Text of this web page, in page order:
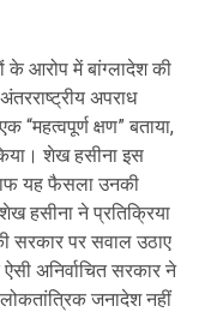
के आरोप में बांग्लादेश की
अपराध
क्षण” बताया,
शेख हसीना इस
यह फैसला उनकी
हसीना ने प्रतिक्रिया
सरकार पर सवाल उठाए
अनिर्वाचित सरकार ने
जनादेश नहीं